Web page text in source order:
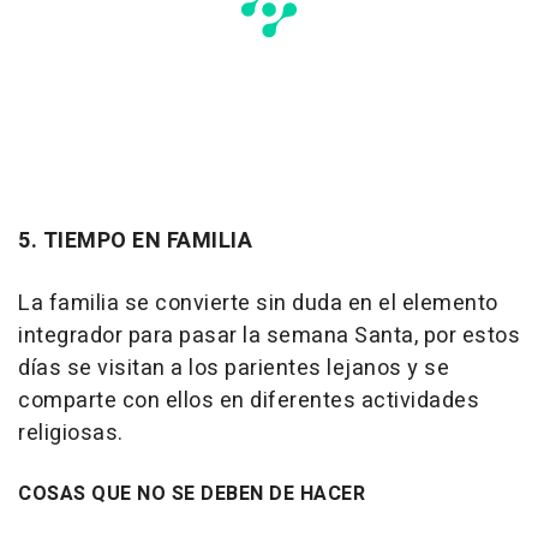
5. TIEMPO EN FAMILIA
La familia se convierte sin duda en el elemento
integrador para pasar la semana Santa, por estos
días se visitan a los parientes lejanos y se
comparte con ellos en diferentes actividades
religiosas.
COSAS QUE NO SE DEBEN DE HACER